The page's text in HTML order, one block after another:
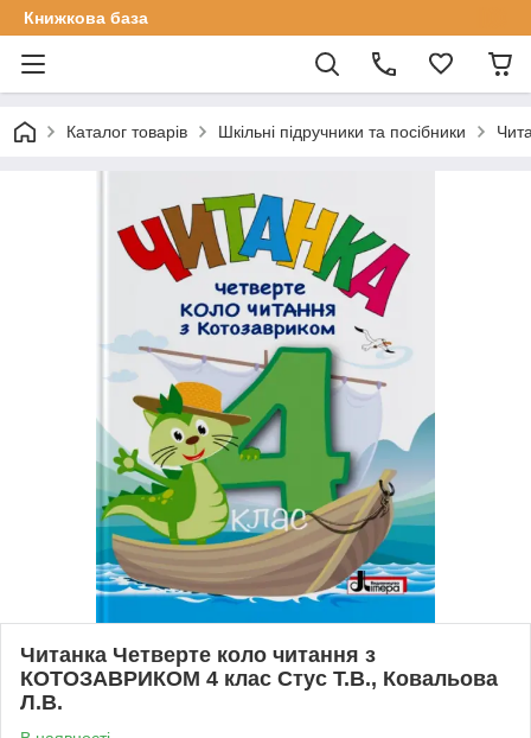
Книжкова база
Каталог товарів Шкільні підручники та посібники
Читанка Четверте коло читання з
КОТОЗАВРИКОМ 4 клас Стус Т.В., Ковальова
Л.В.